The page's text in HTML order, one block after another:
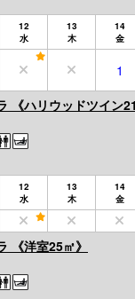
12
水
13
木
14
金
1
《ハリウッドツイン
12
水
13
木
14
金
《洋室25㎡》